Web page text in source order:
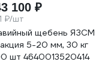
100 ₽
₽/шт
щебень ЯЗСМ
5-20 мм, 30 кг
шт 4640013520414